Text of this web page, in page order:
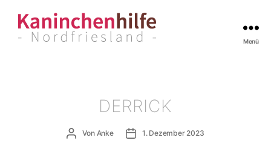
Menü
DERRICK
Beitragsautor
Von Anke Veröffentlichungsdatum
1. Dezember 2023